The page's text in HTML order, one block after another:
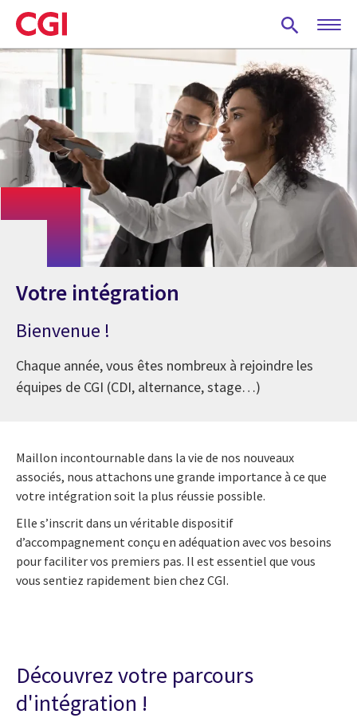
Skip
to
main
Votre intégration
Bienvenue !
Chaque année, vous êtes nombreux à rejoindre les
équipes de CGI (CDI, alternance, stage…)
Maillon incontournable dans la vie de nos nouveaux
associés, nous attachons une grande importance à ce que
votre intégration soit la plus réussie possible.
Elle s’inscrit dans un véritable dispositif
d’accompagnement conçu en adéquation avec vos besoins
pour faciliter vos premiers pas. Il est essentiel que vous
vous sentiez rapidement bien chez CGI.
Découvrez votre parcours
d'intégration !